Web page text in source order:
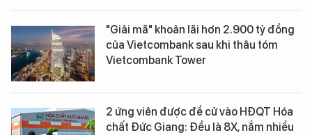
"Giải mã" khoản lãi hơn 2.900 tỷ đồng
của Vietcombank sau khi thâu tóm
Vietcombank Tower
2 ứng viên được đề cử vào HĐQT Hóa
chất Đức Giang: Đều là 8X, nắm nhiều